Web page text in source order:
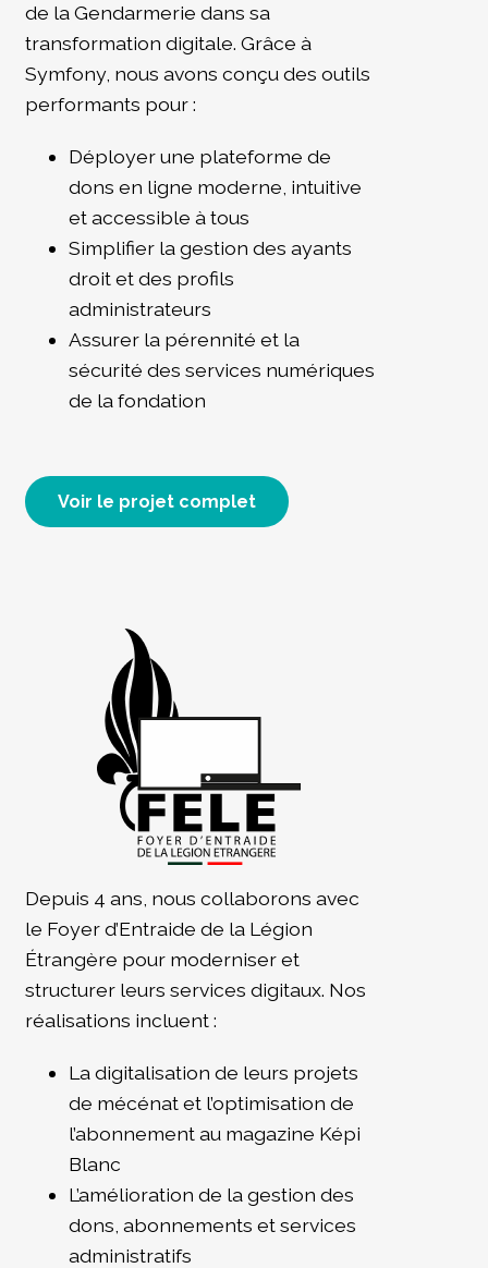
de la Gendarmerie dans sa
transformation digitale. Grâce à
Symfony, nous avons conçu des outils
performants pour :
Déployer une plateforme de
dons en ligne moderne, intuitive
et accessible à tous
Simplifier la gestion des ayants
droit et des profils
administrateurs
Assurer la pérennité et la
sécurité des services numériques
de la fondation
Voir le projet complet
Depuis 4 ans, nous collaborons avec
le Foyer d’Entraide de la Légion
Étrangère pour moderniser et
structurer leurs services digitaux. Nos
réalisations incluent :
La digitalisation de leurs projets
de mécénat et l’optimisation de
l’abonnement au magazine Képi
Blanc
L’amélioration de la gestion des
dons, abonnements et services
administratifs